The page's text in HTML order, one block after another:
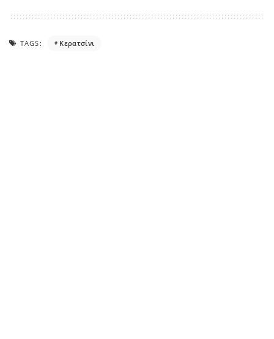
TAGS: Κερατσίνι